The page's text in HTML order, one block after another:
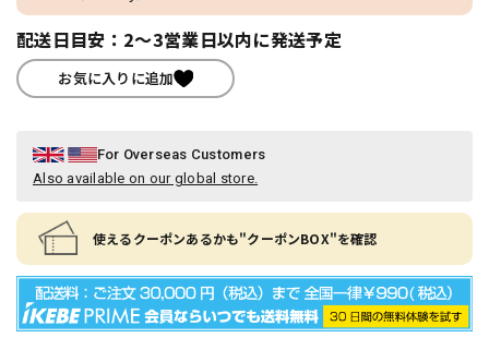
配送日目安：2～3営業日以内に発送予定
お気に入りに追加
For Overseas Customers
Also available on our global store.
使えるクーポンあるかも"クーポンBOX"を確認